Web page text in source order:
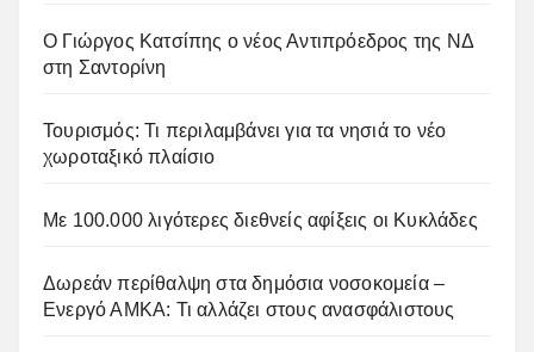
Ο Γιώργος Κατσίπης ο νέος Αντιπρόεδρος της ΝΔ
στη Σαντορίνη
Τουρισμός: Τι περιλαμβάνει για τα νησιά το νέο
χωροταξικό πλαίσιο
Με 100.000 λιγότερες διεθνείς αφίξεις οι Κυκλάδες
Δωρεάν περίθαλψη στα δημόσια νοσοκομεία –
Ενεργό ΑΜΚΑ: Τι αλλάζει στους ανασφάλιστους